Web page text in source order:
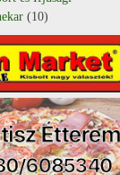
(10)